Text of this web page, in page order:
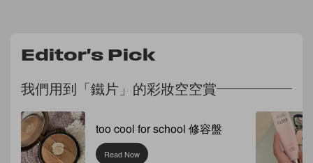
Editor's Pick
我們用到「鐵片」的彩妝空空賞
too cool for school 修容盤
Read Now